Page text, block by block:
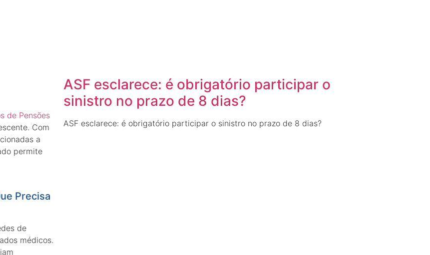
de Pensões
Com
a
permite
Precisa
de
médicos.
ASF esclarece: é obrigatório participar o
sinistro no prazo de 8 dias?
ASF esclarece: é obrigatório participar o sinistro no prazo de 8 dias?